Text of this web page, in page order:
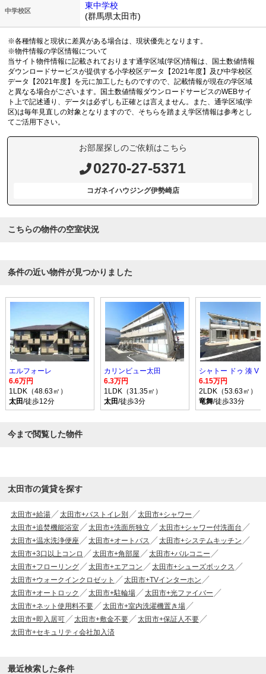
中学校区
東中学校
(群馬県太田市)
※各種情報と現状に差異がある場合は、現状優先となります。
※物件情報の学区情報について
当サイト物件情報に記載されております通学区域(学区)情報は、国土数値情報
ダウンロードサービスが提供する小学校区データ【2021年度】及び中学校区
データ【2021年度】を元に加工したものですので、記載情報が現在の学区域
と異なる場合がございます。国土数値情報ダウンロードサービスのWEBサイ
ト上で記述通り、データは必ずしも正確とは言えません。また、通学区域(学
区)は毎年見直しの対象となりますので、そちらを踏まえ学区情報は参考とし
てご活用下さい。
お部屋探しのご依頼はこちら
0270-27-5371
コガネイハウジング伊勢崎店
こちらの物件の空室状況
条件の近い物件が見つかりました
エルフォーレ
6.6万円
1LDK（48.63㎡）
太田/徒歩12分
カリンビュー太田
6.3万円
1LDK（31.35㎡）
太田/徒歩3分
シャトー ドゥ 湊 V
6.15万円
2LDK（53.63㎡）
竜舞/徒歩33分
今まで閲覧した物件
太田市の賃貸を探す
太田市+給湯 太田市+バストイレ別
太田市+シャワー
太田市+追焚機能浴室
太田市+洗面所独立
太田市+シャワー付洗面台
太田市+温水洗浄便座
太田市+オートバス
太田市+システムキッチン
太田市+3口以上コンロ
太田市+角部屋
太田市+バルコニー
太田市+フローリング
太田市+エアコン
太田市+シューズボックス
太田市+ウォークインクロゼット
太田市+TVインターホン
太田市+オートロック
太田市+駐輪場
太田市+光ファイバー
太田市+ネット使用料不要
太田市+室内洗濯機置き場
太田市+即入居可
太田市+敷金不要
太田市+保証人不要
太田市+セキュリティ会社加入済
最近検索した条件